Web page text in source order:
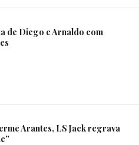
de Diego e Arnaldo com
Arantes, LS Jack regrava